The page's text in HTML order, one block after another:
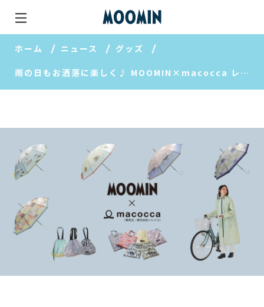
ホーム ニュース グッズ
雨の日もお洒落に楽しく♪ MOOMIN×macocca レイングッズ特集!!